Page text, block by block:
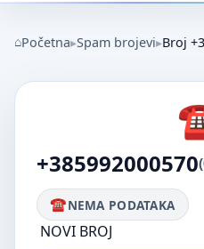
Početna Spam brojevi Broj
+385992000570
NEMA PODATAKA
NOVI BROJ